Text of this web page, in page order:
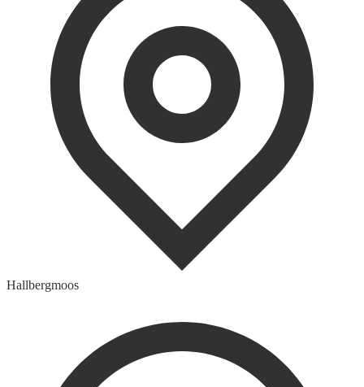
Hallbergmoos